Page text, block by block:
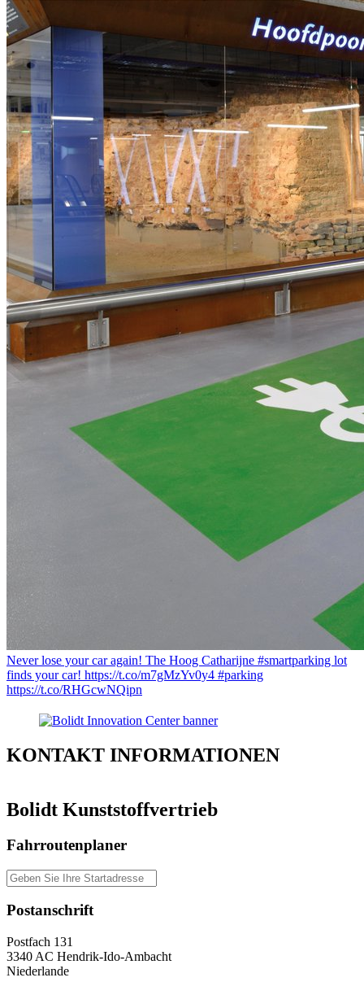
Never lose your car again! The Hoog Catharijne #smartparking lot
finds your car! https://t.co/m7gMzYv0y4 #parking
https://t.co/RHGcwNQipn
KONTAKT INFORMATIONEN
Bolidt Kunststoffvertrieb
Fahrroutenplaner
Postanschrift
Postfach 131
3340 AC Hendrik-Ido-Ambacht
Niederlande